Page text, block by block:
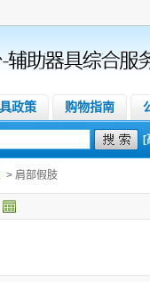
政策 购物指南
[
> 肩部假肢